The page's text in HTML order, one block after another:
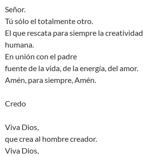
Señor.
Tú sólo el totalmente otro.
El que rescata para siempre la creatividad
humana.
En unión con el padre
fuente de la vida, de la energía, del amor.
Amén, para siempre, Amén.
Credo
Viva Dios,
que crea al hombre creador.
Viva Dios,